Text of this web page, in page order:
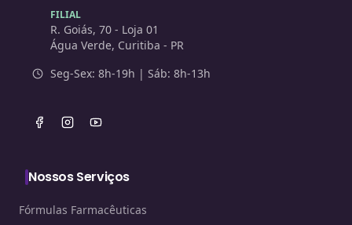
FILIAL
R. Goiás, 70 - Loja 01
Água Verde, Curitiba - PR
Seg-Sex: 8h-19h | Sáb: 8h-13h
Nossos Serviços
Fórmulas Farmacêuticas